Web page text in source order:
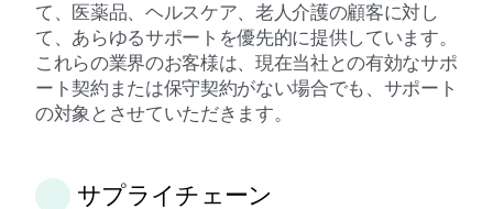
て、医薬品、ヘルスケア、老人介護の顧客に対し
て、あらゆるサポートを優先的に提供しています。
これらの業界のお客様は、現在当社との有効なサポ
ート契約または保守契約がない場合でも、サポート
の対象とさせていただきます。
サプライチェーン